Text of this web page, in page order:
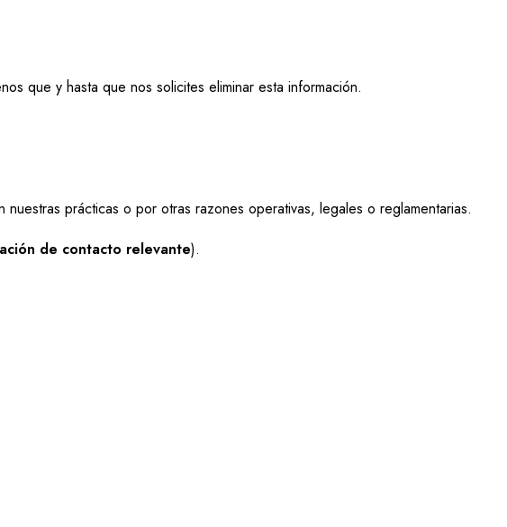
que y hasta que nos solicites eliminar esta información.
prácticas o por otras razones operativas, legales o reglamentarias.
de contacto relevante).